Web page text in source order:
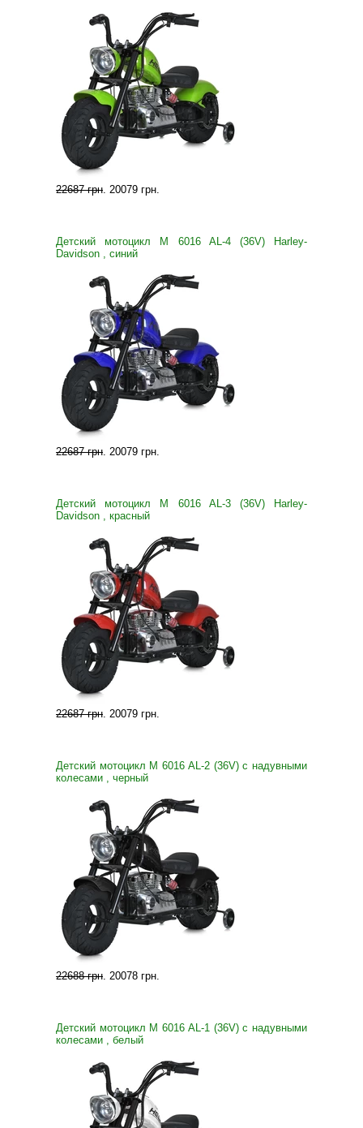
22687 грн. 20079 грн.
Детский мотоцикл M 6016 AL-4 (36V) Harley-
Davidson , синий
22687 грн. 20079 грн.
Детский мотоцикл M 6016 AL-3 (36V) Harley-
Davidson , красный
22687 грн. 20079 грн.
Детский мотоцикл M 6016 AL-2 (36V) с надувными
колесами , черный
22688 грн. 20078 грн.
Детский мотоцикл M 6016 AL-1 (36V) с надувными
колесами , белый